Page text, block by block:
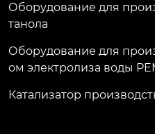
Оборудование для
танола
Оборудование для
ом электролиза воды
Катализатор